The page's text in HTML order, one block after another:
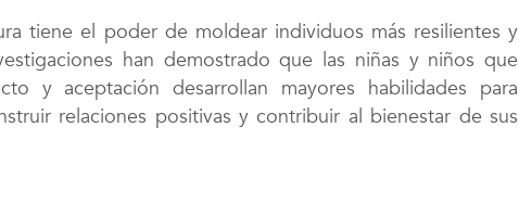
tiene el poder de moldear individuos más resilientes y
han demostrado que las niñas y niños que
y aceptación desarrollan mayores habilidades para
relaciones positivas y contribuir al bienestar de sus